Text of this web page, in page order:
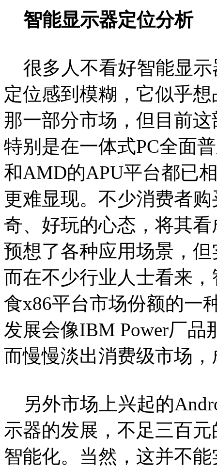
智能显示器定位分析
很多人不看好智能显
定位感到模糊，它似乎
那一部分市场，但目前
特别是在一体式PC全面
和AMD的APU平台都已
更难显现。不少消费者
奇、好玩的心态，将其
预想了各种应用场景，
而在不少行业人士看来
食x86平台市场份额的一
发展会像IBM Power厂
而慢慢淡出消费级市场
另外市场上兴起的
示器的发展，不足三百
智能化。当然，这并不